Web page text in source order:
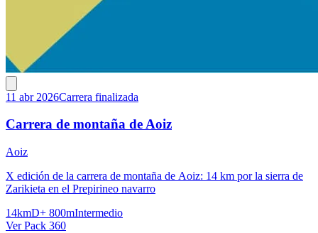
11 abr 2026Carrera finalizada
Carrera de montaña de Aoiz
Aoiz
X edición de la carrera de montaña de Aoiz: 14 km por la sierra de
Zarikieta en el Prepirineo navarro
14kmD+ 800mIntermedio
Ver Pack 360